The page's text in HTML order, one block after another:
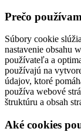
Prečo
Súbory cookie
nastavenie obsahu
používateľa a
používajú na
údajov, ktoré
používa webové
štruktúru a obsah
Aké cookies